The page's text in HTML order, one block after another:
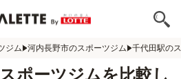
ジム 河内長野市のスポーツジム 千代田駅の
ポーツジムを比較し